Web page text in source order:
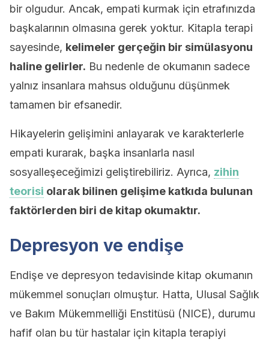
bir olgudur. Ancak, empati kurmak için etrafınızda
başkalarının olmasına gerek yoktur. Kitapla terapi
sayesinde, kelimeler gerçeğin bir simülasyonu
haline gelirler. Bu nedenle de okumanın sadece
yalnız insanlara mahsus olduğunu düşünmek
tamamen bir efsanedir.
Hikayelerin gelişimini anlayarak ve karakterlerle
empati kurarak, başka insanlarla nasıl
sosyalleşeceğimizi geliştirebiliriz. Ayrıca, zihin
teorisi olarak bilinen gelişime katkıda bulunan
faktörlerden biri de kitap okumaktır.
Depresyon ve endişe
Endişe ve depresyon tedavisinde kitap okumanın
mükemmel sonuçları olmuştur. Hatta, Ulusal Sağlık
ve Bakım Mükemmelliği Enstitüsü (NICE), durumu
hafif olan bu tür hastalar için kitapla terapiyi